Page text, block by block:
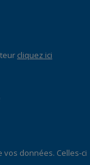
cliquez ici
vos données. Celles-ci